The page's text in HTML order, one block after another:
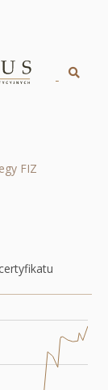
FIZ